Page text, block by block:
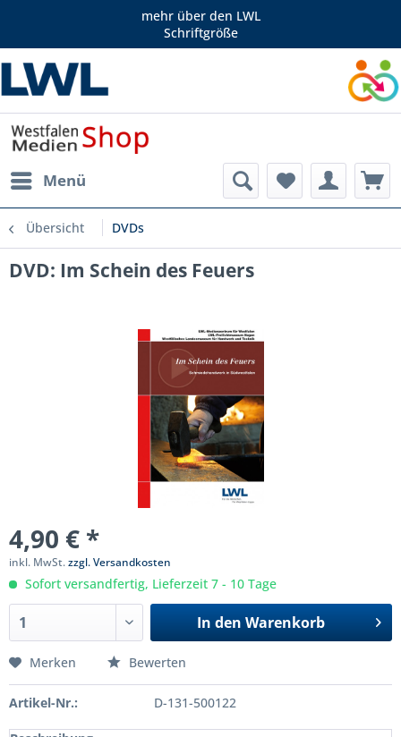
mehr über den LWL
Schriftgröße
Menü
Übersicht DVDs
DVD: Im Schein des Feuers
4,90 € *
inkl. MwSt.zzgl. Versandkosten
Sofort versandfertig, Lieferzeit 7 - 10 Tage
In den Warenkorb
Merken Bewerten
Artikel-Nr.: D-131-500122